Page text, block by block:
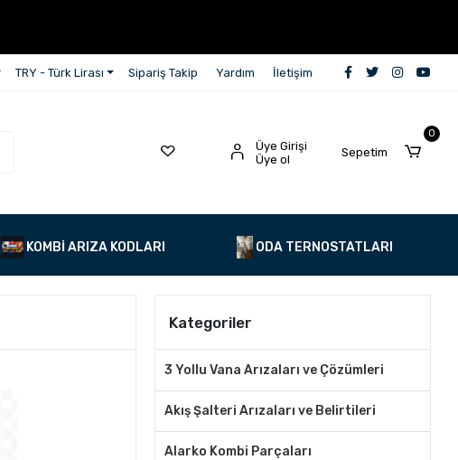
TRY - Türk Lirası Sipariş Takip Yardım İletişim
Üye Girişi
Üye ol
Sepetim
0
KOMBİ ARIZA KODLARI ODA TERNOSTATLARI
Kategoriler
3 Yollu Vana Arızaları ve Çözümleri
Akış Şalteri Arızaları ve Belirtileri
Alarko Kombi Parçaları